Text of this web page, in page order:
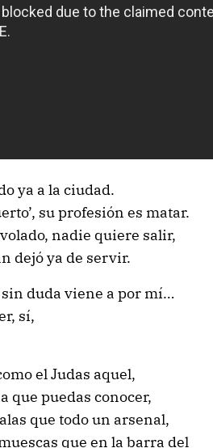
ya a la ciudad.
su profesión es matar.
nadie quiere salir,
dejó ya de servir.
sin duda viene a por mí…
sí,
el Judas aquel,
que puedas conocer,
que todo un arsenal,
que en la barra del